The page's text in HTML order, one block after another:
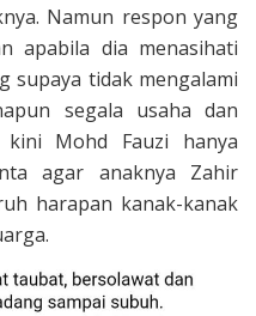
Namun respon yang
apabila dia menasihati
supaya tidak mengalami
segala usaha dan
Mohd Fauzi hanya
agar anaknya Zahir
harapan kanak-kanak